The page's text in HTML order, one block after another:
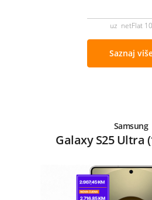
uz netFlat 10
Saznaj
Samsung
Galaxy S25 Ultra